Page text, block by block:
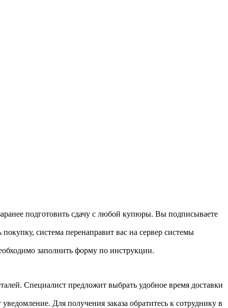
подготовить сдачу с любой купюры. Вы подписываете
система перенаправит вас на сервер системы
заполнить форму по инструкции.
Специалист предложит выбрать удобное время доставки
Для получения заказа обратитесь к сотруднику в